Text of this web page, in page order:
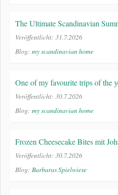
The Ultimate Scandinavian
Veröffentlicht: 31.7.2026
Blog: my scandinavian home
One of my favourite trips of the
Veröffentlicht: 30.7.2026
Blog: my scandinavian home
Frozen Cheesecake Bites mit
Veröffentlicht: 30.7.2026
Blog: Barbaras Spielwiese